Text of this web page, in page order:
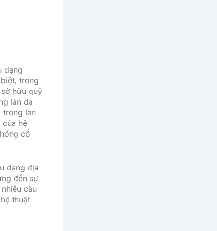
dạng
trong
hữu quỷ
làn da
trong làn
của hệ
cổ
dạng địa
đến sự
câu
thuật